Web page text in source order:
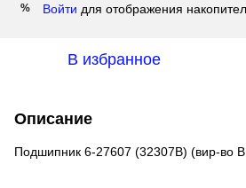
% Войти для отображения
В избранное
Описание
Подшипник 6-27607 (32307B) (вир-во